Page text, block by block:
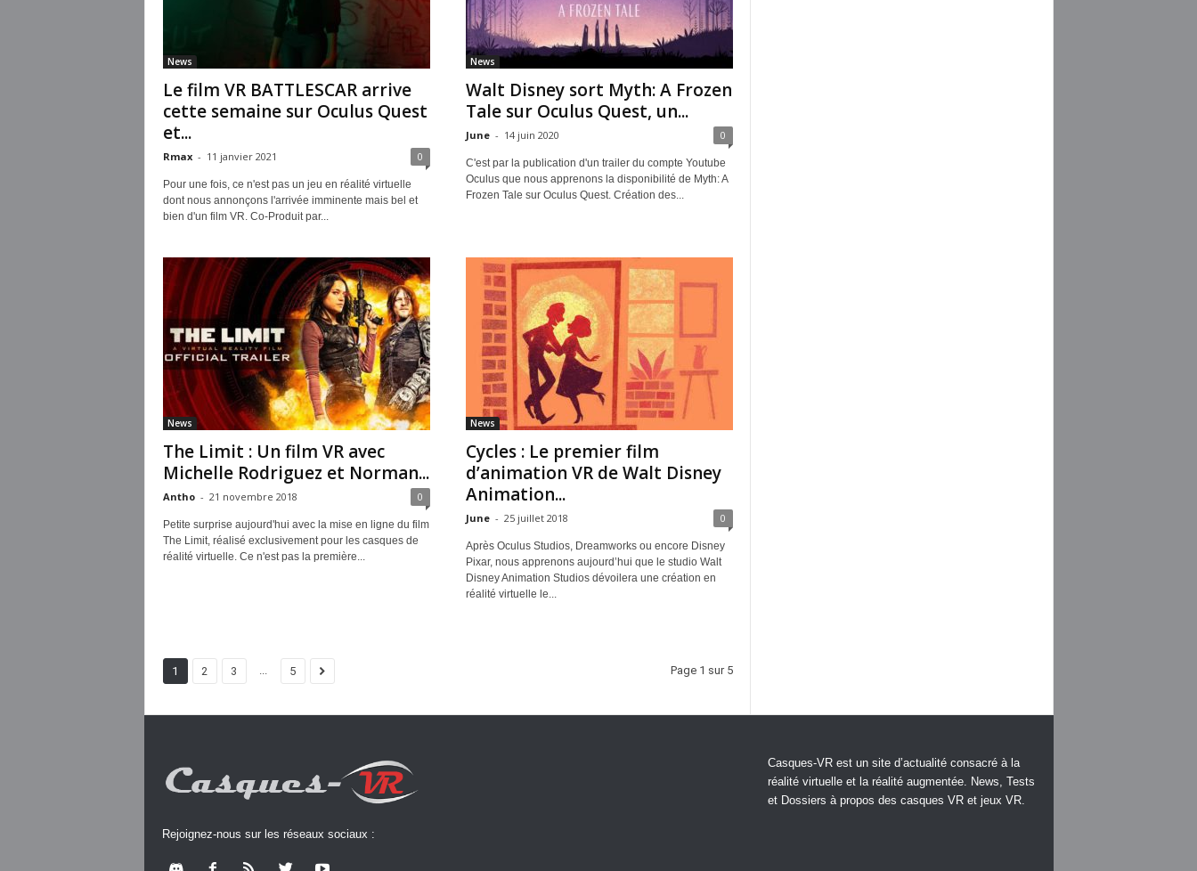
News
Le film VR BATTLESCAR arrive
cette semaine sur Oculus Quest
et...
Rmax - 11 janvier 2021 0
Pour une fois, ce n'est pas un jeu en réalité virtuelle
dont nous annonçons l'arrivée imminente mais bel et
bien d'un film VR. Co-Produit par...
News
Walt Disney sort Myth: A Frozen
Tale sur Oculus Quest, un...
June - 14 juin 2020 0
C'est par la publication d'un trailer du compte Youtube
Oculus que nous apprenons la disponibilité de Myth: A
Frozen Tale sur Oculus Quest. Création des...
News
The Limit : Un film VR avec
Michelle Rodriguez et Norman...
Antho - 21 novembre 2018 0
Petite surprise aujourd'hui avec la mise en ligne du film
The Limit, réalisé exclusivement pour les casques de
réalité virtuelle. Ce n'est pas la première...
News
Cycles : Le premier film
d’animation VR de Walt Disney
Animation...
June - 25 juillet 2018 0
Après Oculus Studios, Dreamworks ou encore Disney
Pixar, nous apprenons aujourd’hui que le studio Walt
Disney Animation Studios dévoilera une création en
réalité virtuelle le...
1 2 3 ... 5 Page 1 sur 5
Rejoignez-nous sur les réseaux sociaux :
Casques-VR est un site d’actualité consacré à la
réalité virtuelle et la réalité augmentée. News, Tests
et Dossiers à propos des casques VR et jeux VR.